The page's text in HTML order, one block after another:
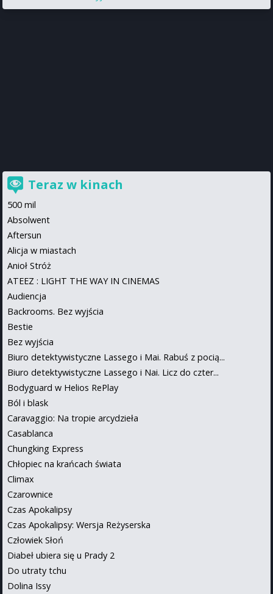
Teraz w kinach
500 mil
Absolwent
Aftersun
Alicja w miastach
Anioł Stróż
ATEEZ : LIGHT THE WAY IN CINEMAS
Audiencja
Backrooms. Bez wyjścia
Bestie
Bez wyjścia
Biuro detektywistyczne Lassego i Mai. Rabuś z pocią...
Biuro detektywistyczne Lassego i Nai. Licz do czter...
Bodyguard w Helios RePlay
Ból i blask
Caravaggio: Na tropie arcydzieła
Casablanca
Chungking Express
Chłopiec na krańcach świata
Climax
Czarownice
Czas Apokalipsy
Czas Apokalipsy: Wersja Reżyserska
Człowiek Słoń
Diabeł ubiera się u Prady 2
Do utraty tchu
Dolina Issy